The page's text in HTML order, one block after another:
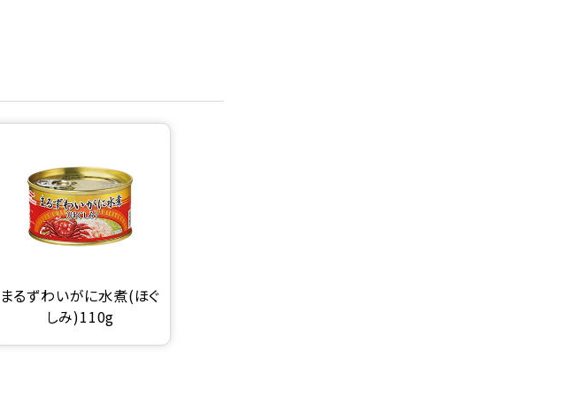
まるずわいがに水煮(ほぐ
しみ)110g